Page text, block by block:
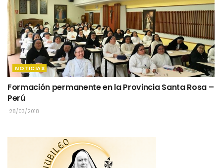
NOTICIAS
Formación permanente en la Provincia Santa Rosa –
Perú
28/03/2018